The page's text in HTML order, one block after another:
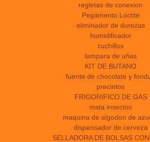
regletas de conexion
Pegamento Loctite
eliminador de durezas
humidificador
cuchillos
lampara de uñas
KIT DE BUTANO
fuente de chocolate y
precintos
FRIGORIFICO DE GAS
mata insectos
maquina de algodon de
dispensador de cerveza
SELLADORA DE BOLSAS